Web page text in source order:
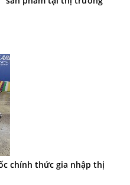
chính thức gia nhập thị